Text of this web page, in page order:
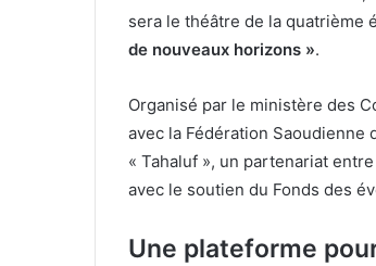
sera le théâtre de la quatrième
de nouveaux horizons ».
Organisé par le ministère des
avec la Fédération Saoudienne
« Tahaluf », un partenariat
avec le soutien du Fonds des
Une plateforme